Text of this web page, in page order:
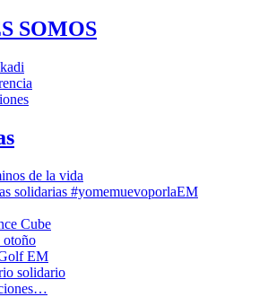
SOMOS
de la vida
solidarias #yomemuevoporlaEM
Cube
otoño
EM
solidario